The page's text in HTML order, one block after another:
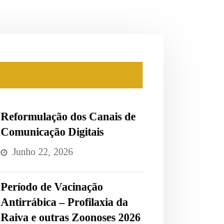
Reformulação dos Canais de
Comunicação Digitais
Junho 22, 2026
Período de Vacinação
Antirrábica – Profilaxia da
Raiva e outras Zoonoses 2026